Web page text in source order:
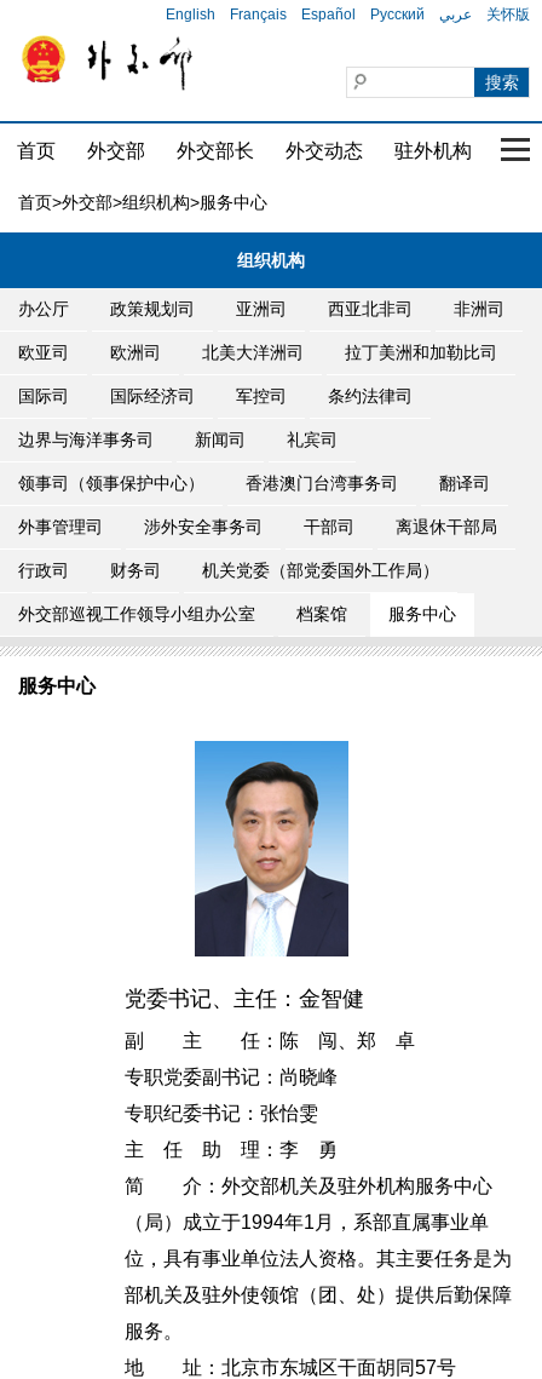
English Français Español Русский عربي 关怀版
首页 外交部 外交部长 外交动态 驻外机构 国
首页>外交部>组织机构>服务中心
组织机构
办公厅 政策规划司 亚洲司 西亚北非司 非洲司
欧亚司 欧洲司 北美大洋洲司 拉丁美洲和加勒比司
国际司 国际经济司 军控司 条约法律司
边界与海洋事务司 新闻司 礼宾司
领事司（领事保护中心） 香港澳门台湾事务司 翻译司
外事管理司 涉外安全事务司 干部司 离退休干部局
行政司 财务司 机关党委（部党委国外工作局）
外交部巡视工作领导小组办公室 档案馆 服务中心
服务中心
党委书记、主任：金智健
副 主 任：陈 闯、郑 卓
专职党委副书记：尚晓峰
专职纪委书记：张怡雯
主 任 助 理：李 勇
简 介：外交部机关及驻外机构服务中心
（局）成立于1994年1月，系部直属事业单
位，具有事业单位法人资格。其主要任务是为
部机关及驻外使领馆（团、处）提供后勤保障
服务。
地 址：北京市东城区干面胡同57号